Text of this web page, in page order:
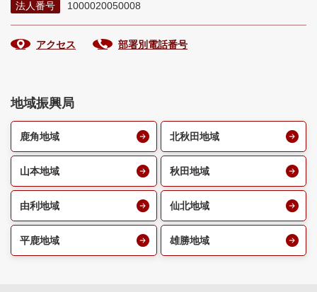
法人番号
1000020050008
アクセス 部署別電話番号
地域振興局
鹿角地域 北秋田地域
山本地域 秋田地域
由利地域 仙北地域
平鹿地域 雄勝地域